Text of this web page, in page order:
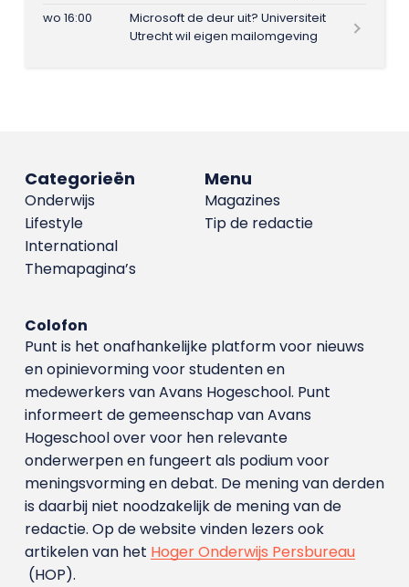
wo 16:00
Microsoft de deur uit? Universiteit
Utrecht wil eigen mailomgeving
Menu
Magazines
Tip de redactie
Categorieën
Onderwijs
Lifestyle
International
Themapagina’s
Colofon
Punt is het onafhankelijke platform voor nieuws
en opinievorming voor studenten en
medewerkers van Avans Hoge­school. Punt
informeert de gemeenschap van Avans
Hogeschool over voor hen relevante
onderwerpen en fungeert als podium voor
meningsvorming en debat. De mening van derden
is daarbij niet noodzakelijk de mening van de
redactie. Op de website vinden lezers ook
artikelen van het Hoger Onderwijs Persbureau
(HOP).